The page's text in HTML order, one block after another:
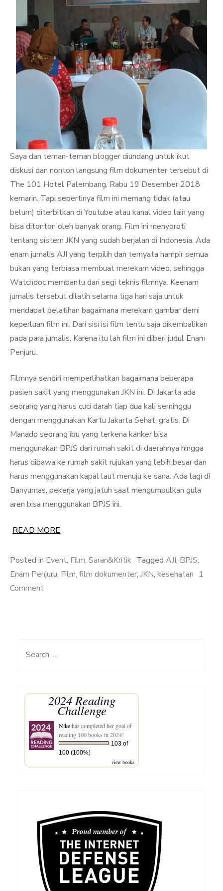
Saya dan teman-teman blogger diundang untuk ikut
diskusi dan nonton langsung film dokumenter tersebut di
The 101 Hotel Palembang, Rabu 19 Desember 2018
kemarin. Tapi sepertinya film ini memang tidak (atau
belum) diterbitkan di Youtube atau kanal video lain yang
bisa ditonton oleh banyak orang. Film ini menyoroti
tentang sistem JKN yang sudah berjalan di Indonesia. Ada
enam jurnalis AJI yang terpilih dan ternyata hampir semua
bukan yang terbiasa membuat merekam video, sehingga
Watchdoc membantu dari segi teknis filmnya. Keenam
jurnalis tersebut dilatih selama tiga hari saja untuk
mendapat pelatihan bagaimana merekam gambar demi
keperluan film ini. Dari sisi isi film tentu saja dikembalikan
pada para jurnalis. Karena itu lah film ini diberi judul Enam
Penjuru.
Filmnya sendiri memperlihatkan bagaimana beberapa
pasien sakit yang menggunakan JKN ini. Di Jakarta ada
seorang yang harus cuci darah tiap dua kali seminggu
dengan menggunakan Kartu Jakarta Sehat, gratis. Di
Manado seorang ibu yang terkena kanker bisa
menggunakan BPJS dari rumah sakit di daerahnya hingga
harus dibawa ke rumah sakit rujukan yang lebih besar dan
harus menggunakan kapal laut menuju ke sana. Ada lagi di
Banyumas, pekerja yang jatuh saat mengumpulkan gula
aren bisa menggunakan BPJS ini.
READ MORE
Posted in Event, Film, Saran&Kritik Tagged AJI, BPJS,
Enam Penjuru, Film, film dokumenter, JKN, kesehatan 1
Commenton
dan
Nasional
(JKN)
Search
2024 Reading
Challenge
Nikehas completed her goal of
reading 100 books in 2024!
103 of
100 (100%)
view books